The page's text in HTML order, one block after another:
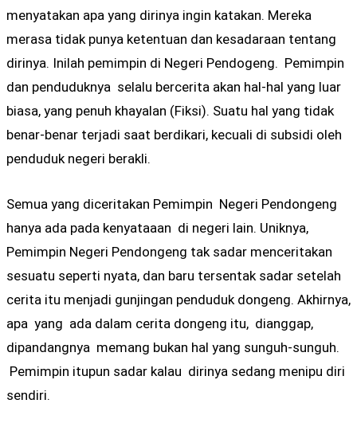
menyatakan apa yang dirinya ingin katakan. Mereka
merasa tidak punya ketentuan dan kesadaraan tentang
dirinya. Inilah pemimpin di Negeri Pendogeng. Pemimpin
dan penduduknya selalu bercerita akan hal-hal yang luar
biasa, yang penuh khayalan (Fiksi). Suatu hal yang tidak
benar-benar terjadi saat berdikari, kecuali di subsidi oleh
penduduk negeri berakli.
Semua yang diceritakan Pemimpin Negeri Pendongeng
hanya ada pada kenyataaan di negeri lain. Uniknya,
Pemimpin Negeri Pendongeng tak sadar menceritakan
sesuatu seperti nyata, dan baru tersentak sadar setelah
cerita itu menjadi gunjingan penduduk dongeng. Akhirnya,
apa yang ada dalam cerita dongeng itu, dianggap,
dipandangnya memang bukan hal yang sunguh-sunguh.
Pemimpin itupun sadar kalau dirinya sedang menipu diri
sendiri.